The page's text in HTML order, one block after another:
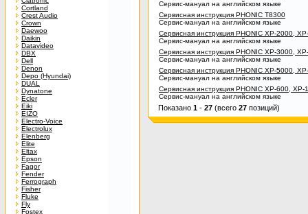
Cortland
Crest Audio
Crown
Daewoo
Daikin
Datavideo
DBX
Dell
Denon
Depo (Hyundai)
DUAL
Dynatone
Ecler
Eiki
EIZO
Electro-Voice
Electrolux
Elenberg
Elite
Eltax
Epson
Fagor
Fender
Ferrograph
Fisher
Fluke
Fly
Fostex
Сервис-мануал на английском языке
Сервисная инструкция PHONIC T8300
Сервис-мануал на английском языке
Сервисная инструкция PHONIC XP-2000,
Сервис-мануал на английском языке
Сервисная инструкция PHONIC XP-3000,
Сервис-мануал на английском языке
Сервисная инструкция PHONIC XP-5000,
Сервис-мануал на английском языке
Сервисная инструкция PHONIC XP-600, XP-
Сервис-мануал на английском языке
Показано 1 - 27 (всего 27 позиций)